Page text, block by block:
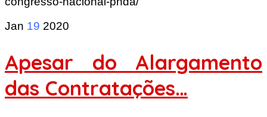
Jan 19 2020
Apesar do Alargamento
das Contratações…